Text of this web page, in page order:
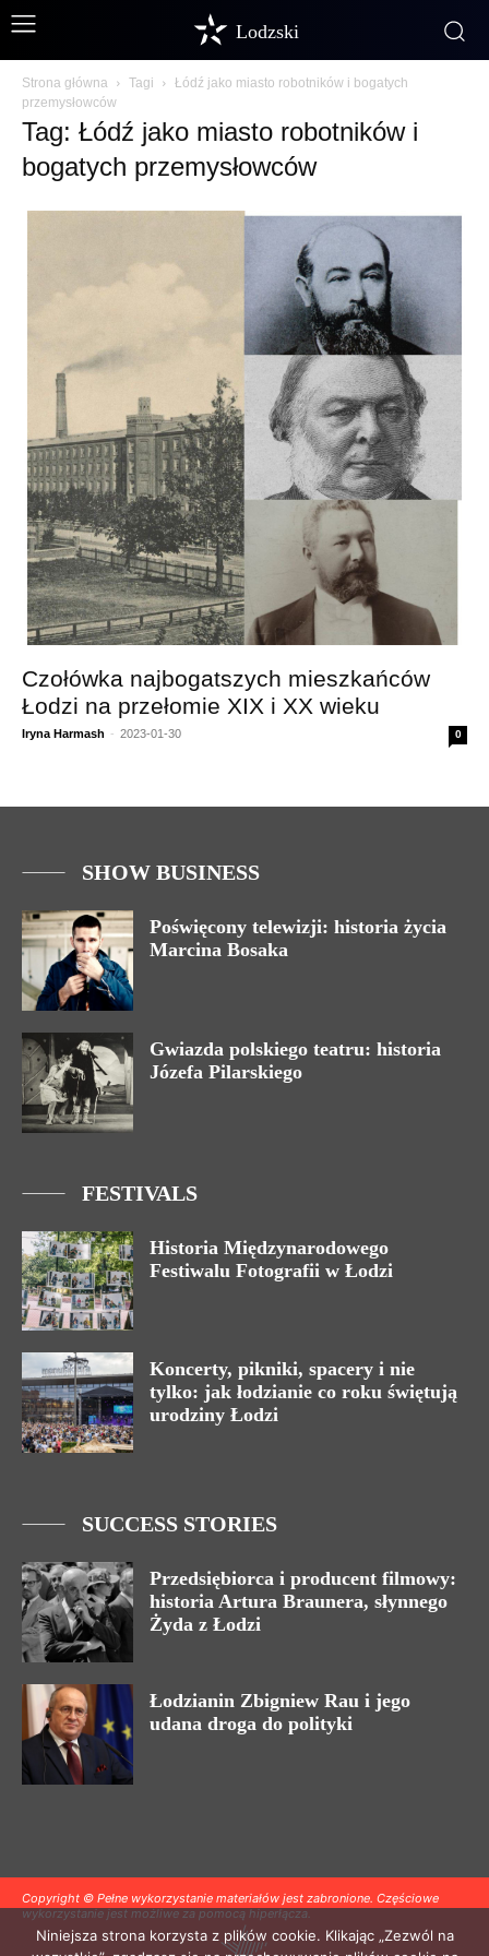
Lodzski
Strona główna Tagi
Łódź jako miasto robotników i bogatych
przemysłowców
Tag: Łódź jako miasto robotników i
bogatych przemysłowców
Czołówka najbogatszych mieszkańców
Łodzi na przełomie XIX i XX wieku
Iryna Harmash - 2023-01-30 0
SHOW BUSINESS
Poświęcony telewizji: historia życia
Marcina Bosaka
Gwiazda polskiego teatru: historia
Józefa Pilarskiego
FESTIVALS
Historia Międzynarodowego
Festiwalu Fotografii w Łodzi
Koncerty, pikniki, spacery i nie
tylko: jak łodzianie co roku świętują
urodziny Łodzi
SUCCESS STORIES
Przedsiębiorca i producent filmowy:
historia Artura Braunera, słynnego
Żyda z Łodzi
Łodzianin Zbigniew Rau i jego
udana droga do polityki
Copyright © Pełne wykorzystanie materiałów jest zabronione. Częściowe
wykorzystanie jest możliwe za pomocą hiperłącza.
Niniejsza strona korzysta z plików cookie. Klikając „Zezwól na